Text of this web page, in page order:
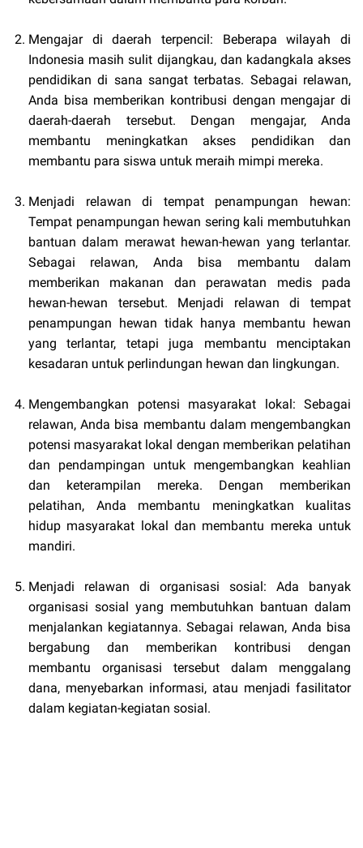
Mengajar di daerah terpencil: Beberapa wilayah di
Indonesia masih sulit dijangkau, dan kadangkala akses
pendidikan di sana sangat terbatas. Sebagai relawan,
Anda bisa memberikan kontribusi dengan mengajar di
daerah-daerah tersebut. Dengan mengajar, Anda
membantu meningkatkan akses pendidikan dan
membantu para siswa untuk meraih mimpi mereka.
Menjadi relawan di tempat penampungan hewan:
Tempat penampungan hewan sering kali membutuhkan
bantuan dalam merawat hewan-hewan yang terlantar.
Sebagai relawan, Anda bisa membantu dalam
memberikan makanan dan perawatan medis pada
hewan-hewan tersebut. Menjadi relawan di tempat
penampungan hewan tidak hanya membantu hewan
yang terlantar, tetapi juga membantu menciptakan
kesadaran untuk perlindungan hewan dan lingkungan.
Mengembangkan potensi masyarakat lokal: Sebagai
relawan, Anda bisa membantu dalam mengembangkan
potensi masyarakat lokal dengan memberikan pelatihan
dan pendampingan untuk mengembangkan keahlian
dan keterampilan mereka. Dengan memberikan
pelatihan, Anda membantu meningkatkan kualitas
hidup masyarakat lokal dan membantu mereka untuk
mandiri.
Menjadi relawan di organisasi sosial: Ada banyak
organisasi sosial yang membutuhkan bantuan dalam
menjalankan kegiatannya. Sebagai relawan, Anda bisa
bergabung dan memberikan kontribusi dengan
membantu organisasi tersebut dalam menggalang
dana, menyebarkan informasi, atau menjadi fasilitator
dalam kegiatan-kegiatan sosial.